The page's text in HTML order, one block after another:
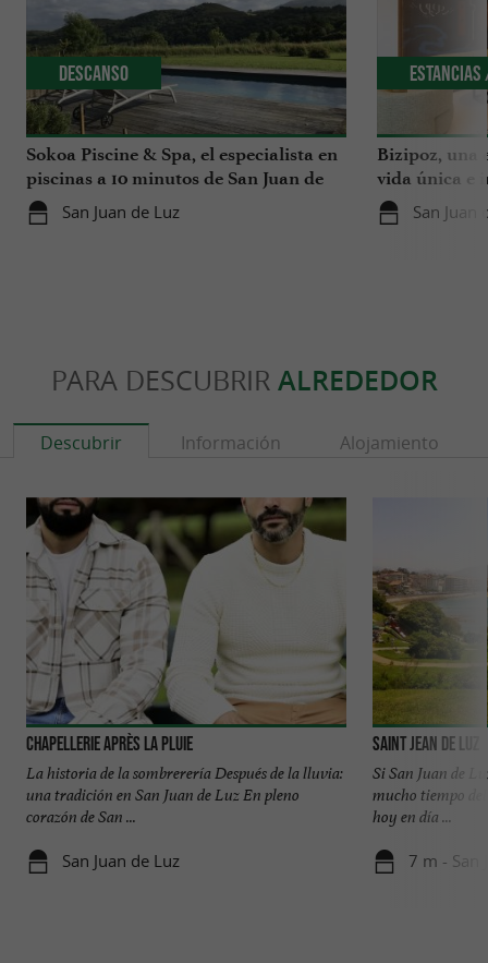
Sokoa Piscine & Spa, el especialista en
piscinas a 10 minutos de San Juan de
Luz
San Juan de Luz
Descanso
Bizipoz, una
vida única e
disfrutar en
San Juan
Estancias
PARA DESCUBRIR ALREDEDOR
Descubrir Información Alojamiento
Chapellerie Après La Pluie
La historia de la sombrerería Después de la lluvia:
una tradición en San Juan de Luz En pleno
corazón de San ...
San Juan de Luz
Saint Jean de Luz
Si San Juan de
mucho tiempo
hoy en día ...
7 m - San